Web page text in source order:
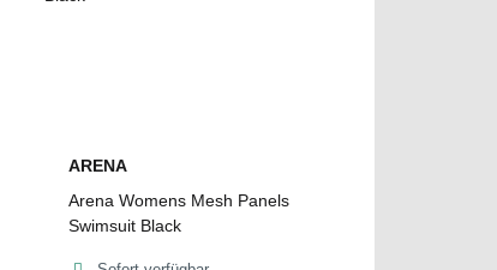
ARENA
Arena Womens Mesh Panels
Swimsuit Black